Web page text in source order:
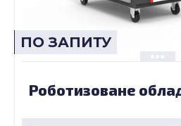
ПО ЗАПИТУ
Роботизоване